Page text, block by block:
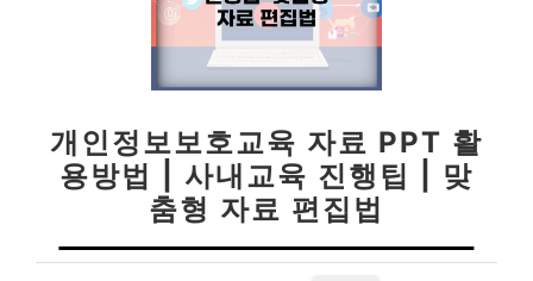
개인정보보호교육 자료 PPT 활
용방법 | 사내교육 진행팁 | 맞
춤형 자료 편집법